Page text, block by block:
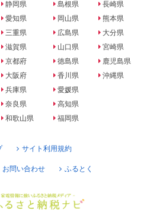
静岡県
愛知県
三重県
滋賀県
京都府
大阪府
兵庫県
奈良県
和歌山県
島根県
岡山県
広島県
山口県
徳島県
香川県
愛媛県
高知県
福岡県
長崎県
熊本県
大分県
宮崎県
鹿児島県
沖縄県
サイト利用規約
お問い合わせ ふるとく